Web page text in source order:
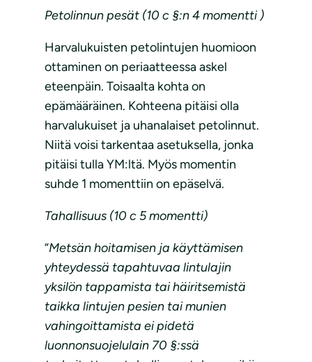
Petolinnun pesät (10 c §:n 4 momentti )
Harvalukuisten petolintujen huomioon
ottaminen on periaatteessa askel
eteenpäin. Toisaalta kohta on
epämääräinen. Kohteena pitäisi olla
harvalukuiset ja uhanalaiset petolinnut.
Niitä voisi tarkentaa asetuksella, jonka
pitäisi tulla YM:ltä. Myös momentin
suhde 1 momenttiin on epäselvä.
Tahallisuus (10 c 5 momentti)
“Metsän hoitamisen ja käyttämisen
yhteydessä tapahtuvaa lintulajin
yksilön tappamista tai häiritsemistä
taikka lintujen pesien tai munien
vahingoittamista ei pidetä
luonnonsuojelulain 70 §:ssä